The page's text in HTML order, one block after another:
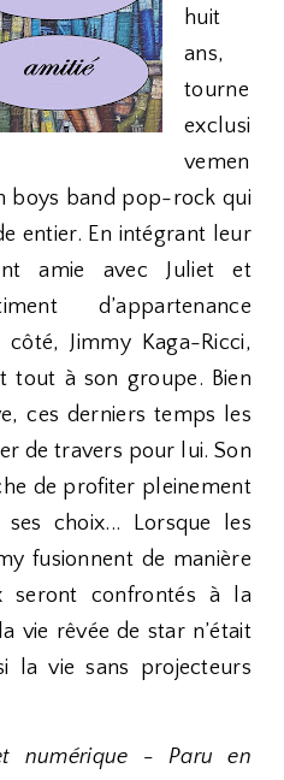
huit
ans,
tourne
exclusi
vemen
boys band pop-rock qui
entier. En intégrant leur
amie avec Juliet et
d’appartenance
Jimmy Kaga-Ricci,
tout à son groupe. Bien
ces derniers temps les
de travers pour lui. Son
de profiter pleinement
choix... Lorsque les
fusionnent de manière
seront confrontés à la
vie rêvée de star n’était
la vie sans projecteurs
numérique - Paru en